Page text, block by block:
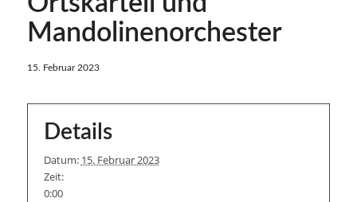
Mandolinenorchester
15. Februar 2023
Details
Datum: 15. Februar 2023
Zeit:
0:00